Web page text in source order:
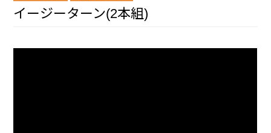
イージーターン(2本組)